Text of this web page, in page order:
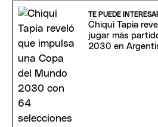
TE PUEDE
Chiqui Tapia
jugar más
2030 en